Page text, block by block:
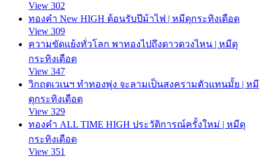
View 302
ทองคำ New HIGH ต้อนรับปีม้าไฟ | หมีดุกระทิงเดือด
View 309
ความขัดแย้งทั่วโลก พาทองไปถึงดาวดวงไหน | หมีดุ
กระทิงเดือด
View 347
วิกฤตเวเนฯ ทำทองพุ่ง จะลามเป็นสงครามตัวแทนมั้ย | หมี
ดุกระทิงเดือด
View 329
ทองคำ ALL TIME HIGH ประวัติการณ์ครั้งใหม่ | หมีดุ
กระทิงเดือด
View 351